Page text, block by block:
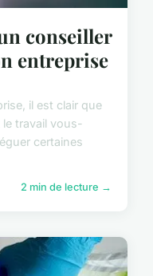
conseiller
entreprise
il est clair que
travail vous-
certaines
2 min de lecture →